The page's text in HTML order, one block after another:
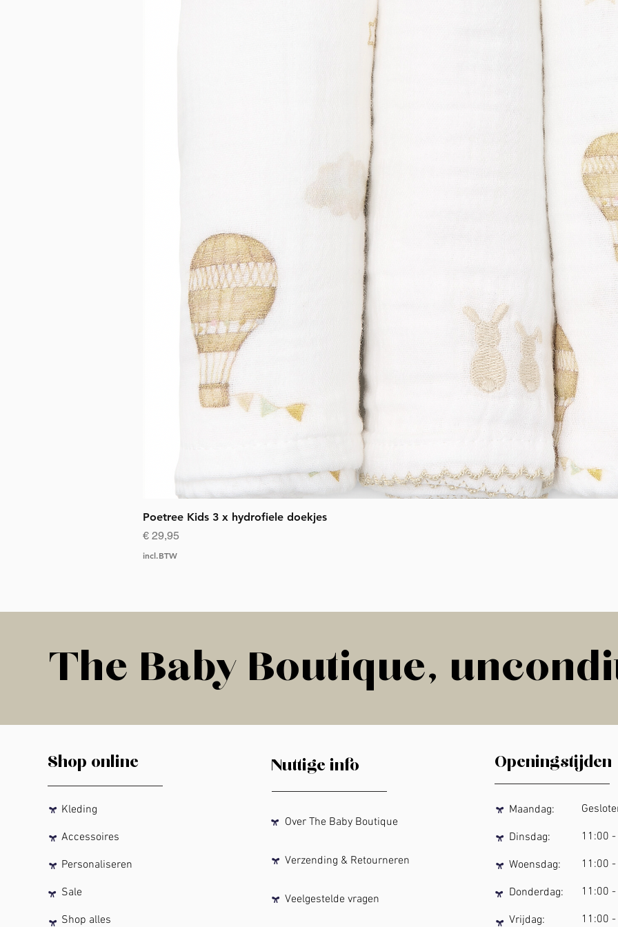
Poetree Kids 3 x hydrofiele doekjes
Prijs
€ 29,95
incl.BTW
The Baby Boutique,
The Baby Boutique,
Shop online
Kleding
Accessoires
Personaliseren
Sale
Shop alles
Nuttige info
Over The Baby Boutique
Verzending & Retourneren
Veelgestelde vragen
11:00 -
11:00 -
11:00 -
11:00 -
Openingstijden
Maandag:
Dinsdag:
Woensdag:
Donderdag:
Vrijdag: